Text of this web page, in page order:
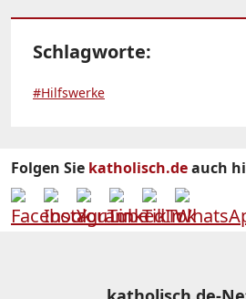
Schlagworte:
#Hilfswerke
Folgen Sie katholisch.deauch